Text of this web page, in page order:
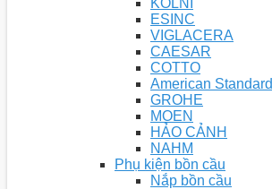
KOLNI
ESINC
VIGLACERA
CAESAR
COTTO
American Standard
GROHE
MOEN
HẢO CẢNH
NAHM
Phụ kiện bồn cầu
Nắp bồn cầu